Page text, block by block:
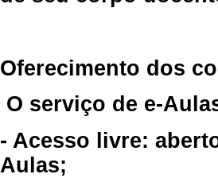
Oferecimento dos
O serviço de e-
- Acesso livre:
Aulas;